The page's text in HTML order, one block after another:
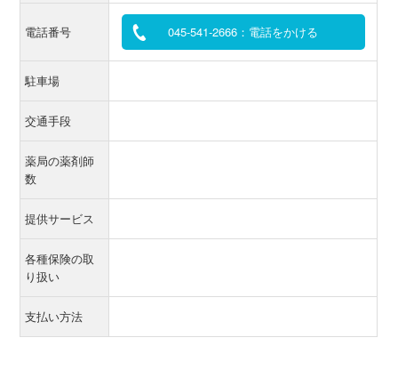
電話番号 045-541-2666：電話をかける
駐車場
交通手段
薬局の薬剤師
数
提供サービス
各種保険の取
り扱い
支払い方法